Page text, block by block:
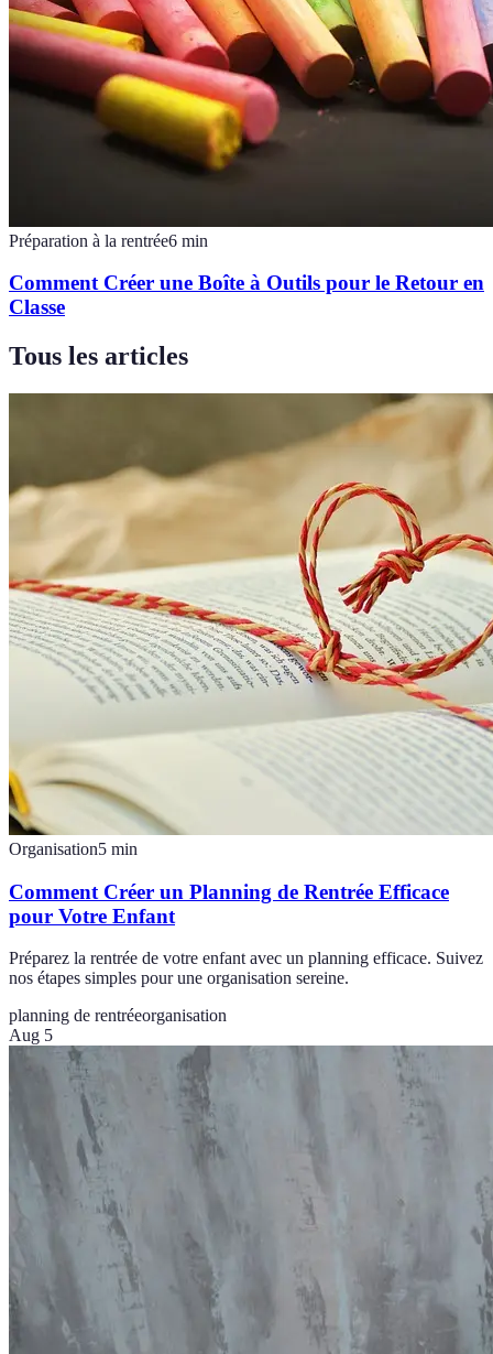
Préparation à la rentrée6 min
Comment Créer une Boîte à Outils pour le Retour en
Classe
Tous les articles
Organisation5 min
Comment Créer un Planning de Rentrée Efficace
pour Votre Enfant
Préparez la rentrée de votre enfant avec un planning efficace. Suivez
nos étapes simples pour une organisation sereine.
planning de rentréeorganisation
Aug 5